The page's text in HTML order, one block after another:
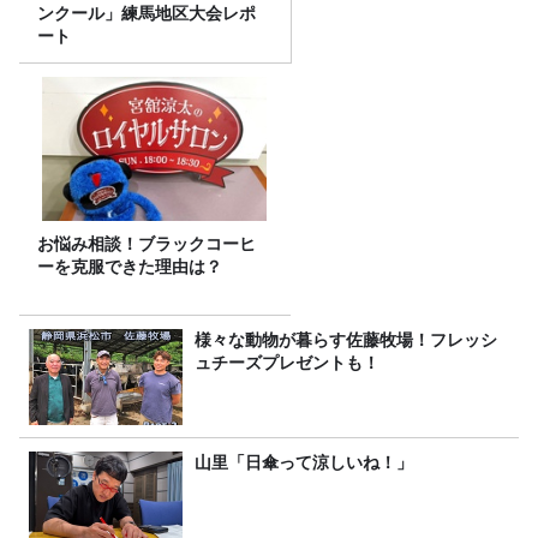
ンクール」練馬地区大会レポ
ート
お悩み相談！ブラックコーヒ
ーを克服できた理由は？
様々な動物が暮らす佐藤牧場！フレッシ
ュチーズプレゼントも！
山里「日傘って涼しいね！」